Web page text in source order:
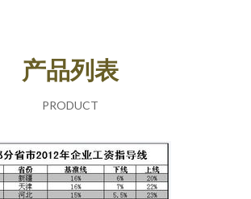
产品列表
PRODUCT